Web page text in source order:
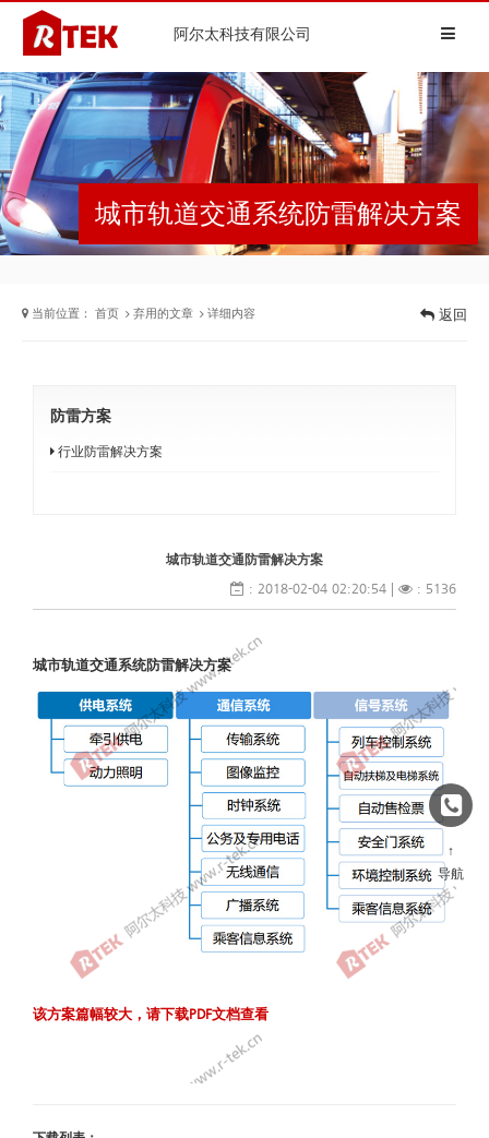
阿尔太科技有限公司
城市轨道交通系统防雷解决方案
当前位置： 首页 弃用的文章 详细内容 返回
防雷方案
行业防雷解决方案
城市轨道交通防雷解决方案
: 2018-02-04 02:20:54 | : 5136
城市轨道交通系统防雷解决方案
该方案篇幅较大，请下载PDF文档查看
↑
导航